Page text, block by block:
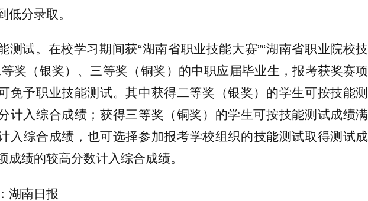
低分录取。
测试。在校学习期间获“湖南省职业技能大赛”“湖南省职业院校技
等奖（银奖）、三等奖（铜奖）的中职应届毕业生，报考获奖赛项
免予职业技能测试。其中获得二等奖（银奖）的学生可按技能测
计入综合成绩；获得三等奖（铜奖）的学生可按技能测试成绩满
入综合成绩，也可选择参加报考学校组织的技能测试取得测试成
成绩的较高分数计入综合成绩。
湖南日报